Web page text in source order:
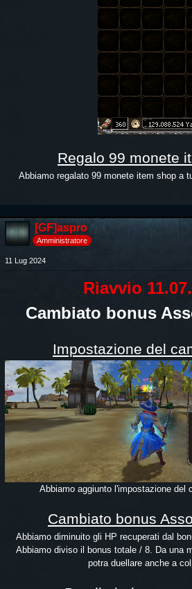
Regalo 99 monete
Abbiamo regalato 99 monete item shop a
[GF]aspro
Amministratore
11 Lug 2024
Riavvio
Cambiato bonus
Impostazione del
Abbiamo aggiunto l'impostazione del
Cambiato bonus
Abbiamo diminuito gli HP recuperati dal
Abbiamo diviso il bonus totale / 8. Da una
potra duellare anche a